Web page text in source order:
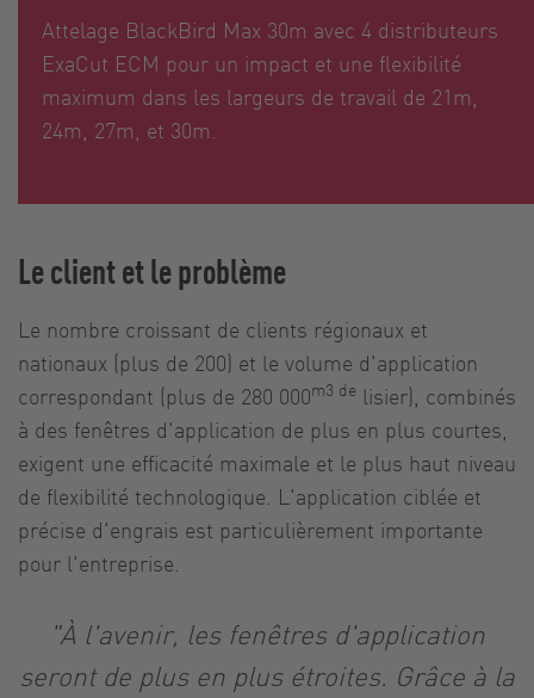
Attelage BlackBird Max 30m avec 4 distributeurs
ExaCut ECM pour un impact et une flexibilité
maximum dans les largeurs de travail de 21m,
24m, 27m, et 30m.
Le client et le problème
Le nombre croissant de clients régionaux et
nationaux (plus de 200) et le volume d'application
correspondant (plus de 280 000m3 de lisier), combinés
à des fenêtres d'application de plus en plus courtes,
exigent une efficacité maximale et le plus haut niveau
de flexibilité technologique. L'application ciblée et
précise d'engrais est particulièrement importante
pour l'entreprise.
"À l'avenir, les fenêtres d'application
seront de plus en plus étroites. Grâce à la